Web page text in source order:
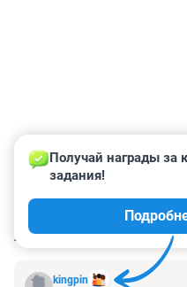
КОММЕНТАРИИ 115
kingpin
Получай награды за
задания!